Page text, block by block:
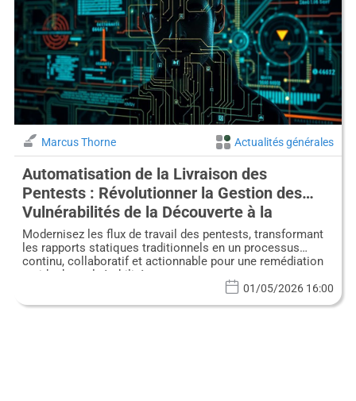
Marcus Thorne Actualités générales
Automatisation de la Livraison des
Pentests : Révolutionner la Gestion des
Vulnérabilités de la Découverte à la
Remédiation
Modernisez les flux de travail des pentests, transformant
les rapports statiques traditionnels en un processus
continu, collaboratif et actionnable pour une remédiation
rapide des vulnérabilités.
01/05/2026 16:00